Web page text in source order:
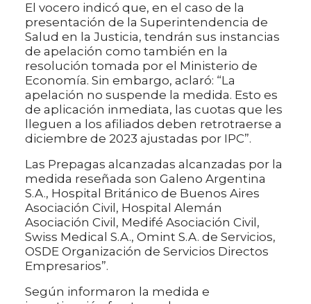
El vocero indicó que, en el caso de la
presentación de la Superintendencia de
Salud en la Justicia, tendrán sus instancias
de apelación como también en la
resolución tomada por el Ministerio de
Economía. Sin embargo, aclaró: “La
apelación no suspende la medida. Esto es
de aplicación inmediata, las cuotas que les
lleguen a los afiliados deben retrotraerse a
diciembre de 2023 ajustadas por IPC”.
Las Prepagas alcanzadas alcanzadas por la
medida reseñada son Galeno Argentina
S.A., Hospital Británico de Buenos Aires
Asociación Civil, Hospital Alemán
Asociación Civil, Medifé Asociación Civil,
Swiss Medical S.A., Omint S.A. de Servicios,
OSDE Organización de Servicios Directos
Empresarios”.
Según informaron la medida e